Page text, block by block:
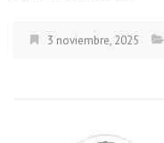
3 noviembre, 2025